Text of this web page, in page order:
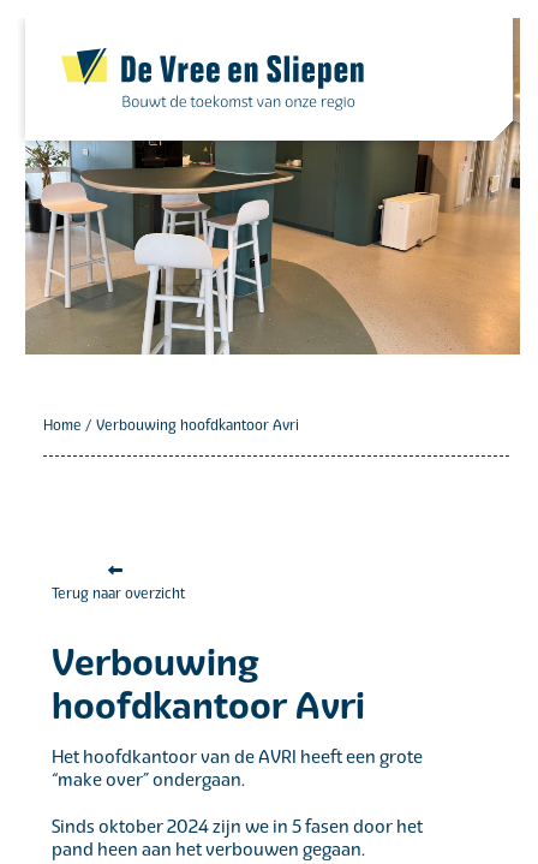
content
Home / Verbouwing hoofdkantoor Avri
Terug naar overzicht
Verbouwing
hoofdkantoor Avri
Het hoofdkantoor van de AVRI heeft een grote
“make over” ondergaan.
Sinds oktober 2024 zijn we in 5 fasen door het
pand heen aan het verbouwen gegaan.